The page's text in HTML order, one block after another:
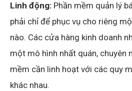
Linh động: Phần mềm quản lý
phải chỉ để phục vụ cho riêng
nào. Các cửa hàng kinh doanh
một mô hình nhất quán, chuyên
mềm cần linh hoạt với các quy
khác nhau.